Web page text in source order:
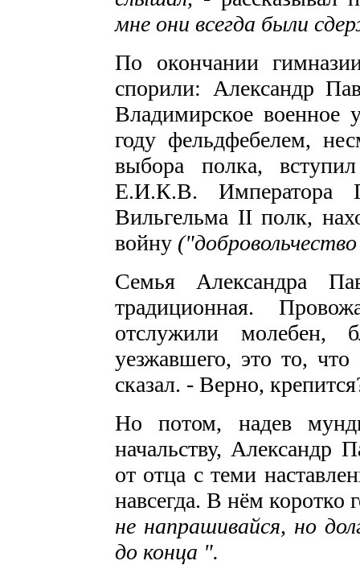
мне они всегда были
По окончании
спорили: Александр
Владимирское
году фельдфе­белем,
выбора полка,
Е.И.К.В. Императора
Вильгельма II полк,
войну
Семья Александра
традиционная.
отслужили молебен,
уезжавшего, это то,
сказал. - Верно,
Но потом, надев
начальству, Александр
от отца с теми
навсегда. В нём коротко
не напрашивайся, но
до конца ".